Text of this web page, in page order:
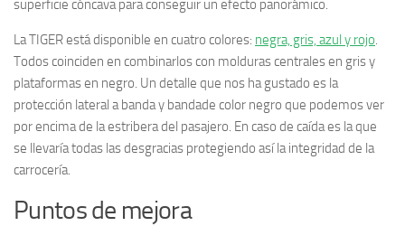
superficie cóncava para conseguir un efecto panorámico.
La TIGER está disponible en cuatro colores: negra, gris, azul y rojo.
Todos coinciden en combinarlos con molduras centrales en gris y
plataformas en negro. Un detalle que nos ha gustado es la
protección lateral a banda y bandade color negro que podemos ver
por encima de la estribera del pasajero. En caso de caída es la que
se llevaría todas las desgracias protegiendo así la integridad de la
carrocería.
Puntos de mejora